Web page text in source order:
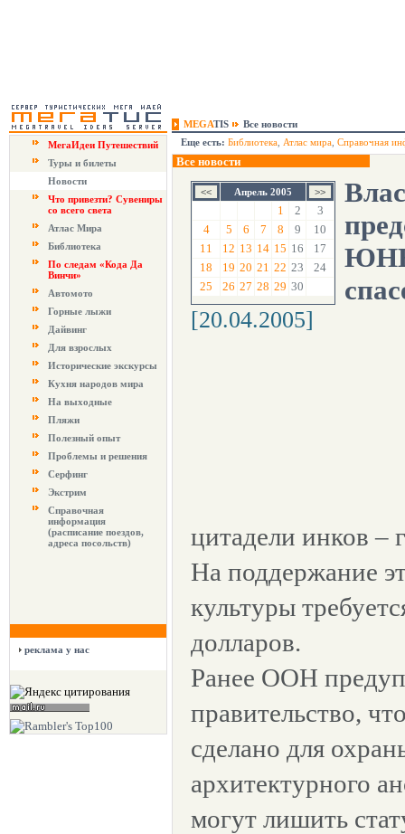
MEGATIS
Все новости
МегаИдеи Путешествий
Туры и билеты
Новости
Что привезти? Сувениры
со всего света
Атлас Мира
Библиотека
По следам «Кода Да
Винчи»
Автомото
Горные лыжи
Дайвинг
Для взрослых
Исторические экскурсы
Кухня народов мира
На выходные
Пляжи
Полезный опыт
Проблемы и решения
Серфинг
Экстрим
Справочная
информация
(расписание поездов,
адреса посольств)
реклама у нас
Еще есть: Библиотека Атлас мира Справочная
Все новости
Апрель 2005
1 2
3
4
5 6 7 8 9
10
11
12 13 14 15 16
17
18
19 20 21 22 23
24
25
26 27 28 29 30
[20.04.2005]
цитадели инков –
На поддержание
культуры
долларов.
Ранее ООН
правительство,
сделано для
архитектурного
могут лишить